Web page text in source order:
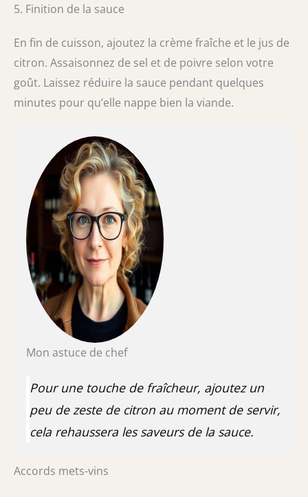
5. Finition de la sauce
En fin de cuisson, ajoutez la crème fraîche et le jus de
citron. Assaisonnez de sel et de poivre selon votre
goût. Laissez réduire la sauce pendant quelques
minutes pour qu’elle nappe bien la viande.
Mon astuce de chef
Pour une touche de fraîcheur, ajoutez un
peu de zeste de citron au moment de servir,
cela rehaussera les saveurs de la sauce.
Accords mets-vins